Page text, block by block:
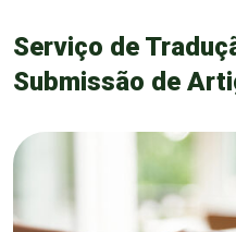
Serviço de
Submissão de